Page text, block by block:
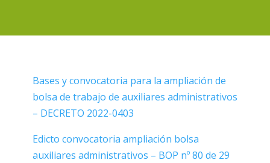
Bases y convocatoria para la ampliación de
bolsa de trabajo de auxiliares administrativos
– DECRETO 2022-0403
Edicto convocatoria ampliación bolsa
auxiliares administrativos – BOP nº 80 de 29